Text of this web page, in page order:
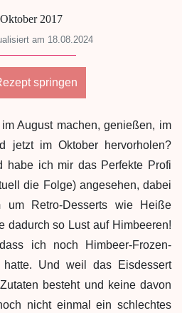
2017
am 18.08.2024
springen
August machen, genießen, im
jetzt im Oktober hervorholen?
habe ich mir das Perfekte Profi
die Folge) angesehen, dabei
um Retro-Desserts wie Heiße
dadurch so Lust auf Himbeeren!
ich noch Himbeer-Frozen-
hatte. Und weil das Eisdessert
besteht und keine davon
nicht einmal ein schlechtes